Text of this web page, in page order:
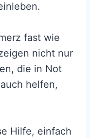
fast wie
nicht nur
die in Not
helfen,
Hilfe, einfach